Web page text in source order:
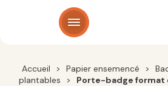
Panneau de gestion des cookies
Accueil > Papier ensemencé >
plantables
> Porte-badge format